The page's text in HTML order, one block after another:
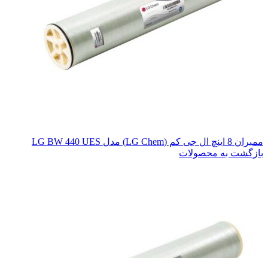
ممبران 8 اینچ ال جی کم (LG Chem) مدل LG BW 440 UES
بازگشت به محصولات